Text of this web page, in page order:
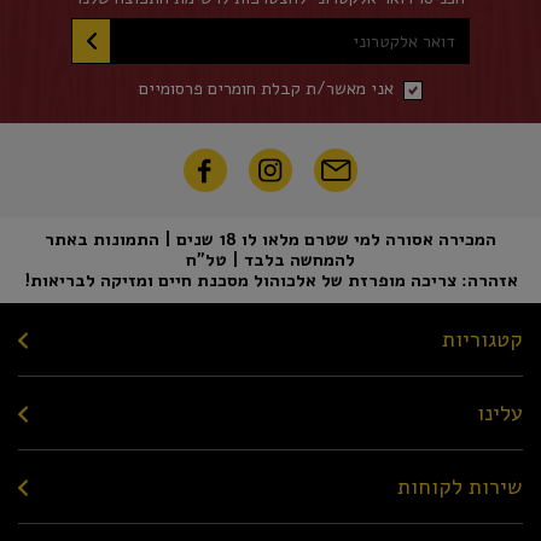
דואר אלקטרוני
אני מאשר/ת קבלת חומרים פרסומיים
המכירה אסורה למי שטרם מלאו לו 18 שנים | התמונות באתר
להמחשה בלבד | טל"ח
אזהרה: צריכה מופרזת של אלכוהול מסכנת חיים ומזיקה לבריאות!
קטגוריות
עלינו
שירות לקוחות